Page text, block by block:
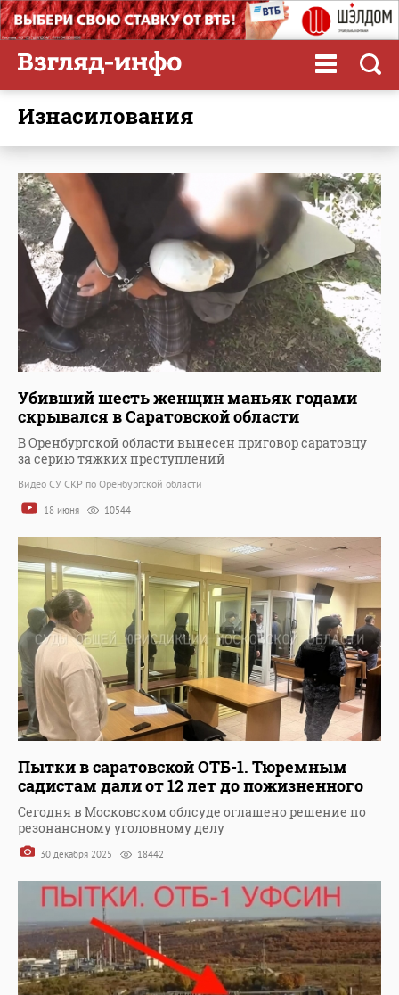
изнасилования
Убивший шесть женщин маньяк годами
скрывался в Саратовской области
В Оренбургской области вынесен приговор саратовцу
за серию тяжких преступлений
Видео СУ СКР по Оренбургской области
18 июня 10544
Пытки в саратовской ОТБ-1. Тюремным
садистам дали от 12 лет до пожизненного
Сегодня в Московском облсуде оглашено решение по
резонансному уголовному делу
30 декабря 2025 18442